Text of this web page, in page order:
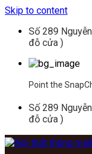
Skip to content
Số 289
đỗ cửa )
Point the
Số 289
đỗ cửa )